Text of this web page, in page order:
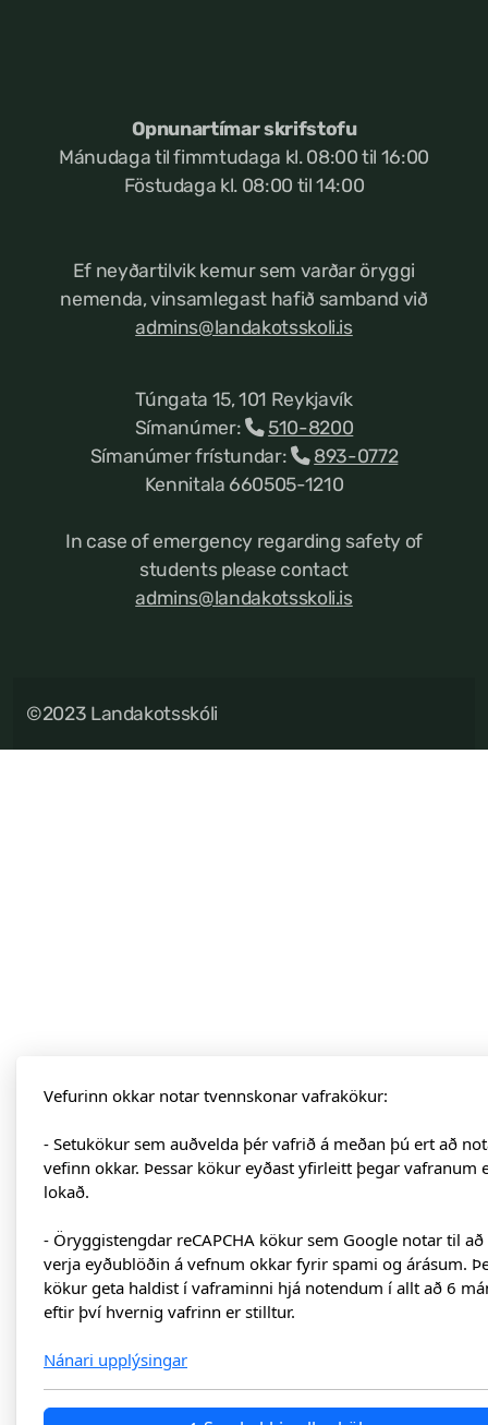
Opnunartímar skrifstofu
Mánudaga til fimmtudaga kl. 08:00 til 16:00
Föstudaga kl. 08:00 til 14:00
Ef neyðartilvik kemur sem varðar öryggi
nemenda, vinsamlegast hafið samband við
admins@landakotsskoli.is
Túngata 15, 101 Reykjavík
Símanúmer:
510-8200
Símanúmer frístundar:
893-0772
Kennitala 660505-1210
In case of emergency regarding safety of
students please contact
admins@landakotsskoli.is
©2023 Landakotsskóli
Vefurinn okkar notar tvennskonar vafrakökur:
- Setukökur sem auðvelda þér vafrið á meðan þú ert að
vefinn okkar. Þessar kökur eyðast yfirleitt þegar vafranum
lokað.
- Öryggistengdar reCAPCHA kökur sem Google notar til að
verja eyðublöðin á vefnum okkar fyrir spami og árásum.
kökur geta haldist í vaframinni hjá notendum í allt að 6
eftir því hvernig vafrinn er stilltur.
Nánari upplýsingar